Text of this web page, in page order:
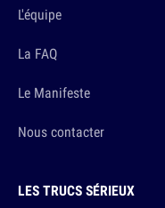
L'équipe
La FAQ
Le Manifeste
Nous contacter
LES TRUCS SÉRIEUX